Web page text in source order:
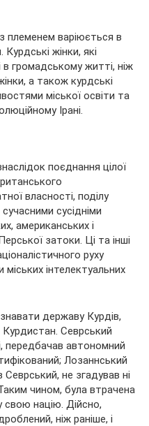
з племенем варіюється в
жінки, які
в громадському житті, ніж
а також курдські
міської освіти та
Ірані.
поєднання цілої
власності, поділу
сусідніми
американських і
затоки. Ці та інші
руху
інтелектуальних
державу Курдів,
Севрський
передбачав автономний
Лозаннський
Севрський, не згадував ні
чином, була втрачена
свою націю. Дійсно,
ніж раніше, і